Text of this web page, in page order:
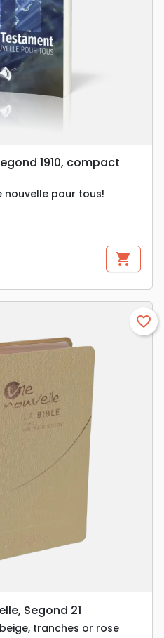
1910, compact
nouvelle pour tous!
shopping_cart
favorite_border
Segond 21
tranches or rose